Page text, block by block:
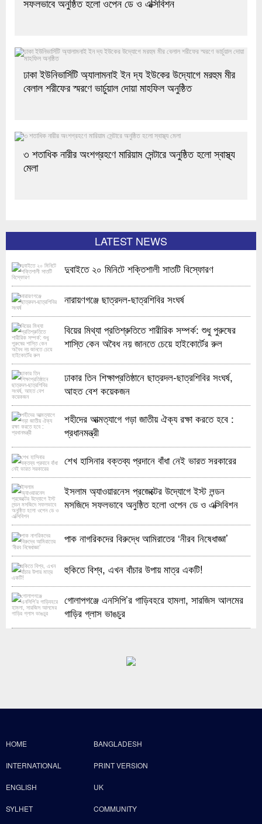
ঢাকা ইউনিভার্সিটি অ্যালামনাই ইন দ্য ইউকের উদ্যোগে মরহুম মীর
বেলাল শরীফের স্মরণে ভার্চুয়াল দোয়া মাহফিল অনুষ্ঠিত
৩ শতাধিক নারীর অংশগ্রহণে মারিয়াম সেন্টারে অনুষ্ঠিত হলো স্বাস্থ্য
মেলা
LATEST NEWS
দুবাইতে ২০ মিনিটে শক্তিশালী সাতটি বিস্ফোরণ
নারায়ণগঞ্জে ছাত্রদল-ছাত্রশিবির সংঘর্ষ
বিয়ের মিথ্যা প্রতিশ্রুতিতে শারীরিক সম্পর্ক: শুধু পুরুষের
শাস্তি কেন অবৈধ নয় জানতে চেয়ে হাইকোর্টের রুল
ঢাকার তিন শিক্ষাপ্রতিষ্ঠানে ছাত্রদল-ছাত্রশিবির সংঘর্ষ,
আহত বেশ কয়েকজন
শহীদের আত্মত্যাগে গড়া জাতীয় ঐক্য রক্ষা করতে হবে :
প্রধানমন্ত্রী
শেখ হাসিনার বক্তব্য প্রদানে বাঁধা নেই ভারত সরকারের
ইসলাম অ্যাওয়ারনেস প্রজেক্টের উদ্যোগে ইস্ট লন্ডন
মসজিদে সফলভাবে অনুষ্ঠিত হলো ওপেন ডে ও এক্সিবিশন
পাক নাগরিকদের বিরুদ্ধে আমিরাতের ‘নীরব নিষেধাজ্ঞা’
হুকিতে বিশ্ব, এখন বাঁচার উপায় মাত্র একটি!
গোলাপগঞ্জে এনসিপি’র গাড়িবহরে হামলা, সারজিস আলমের
গাড়ির গ্লাস ভাঙচুর
HOME BANGLADESH
INTERNATIONAL PRINT VERSION
ENGLISH UK
SYLHET COMMUNITY